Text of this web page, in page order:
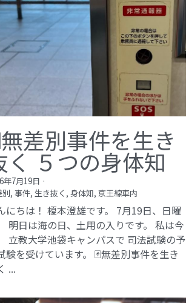
無差別事件を生き
く ５つの身体知
年7月19日 ·
別, 事件, 生き抜く, 身体知, 京王線車内
にちは！ 榎本澄雄です。 7月19日、日曜
明日は海の日、土用の入りです。 私は今
立教大学池袋キャンパスで 司法試験の予
験を受けています。 🃏無差別事件を生き
...